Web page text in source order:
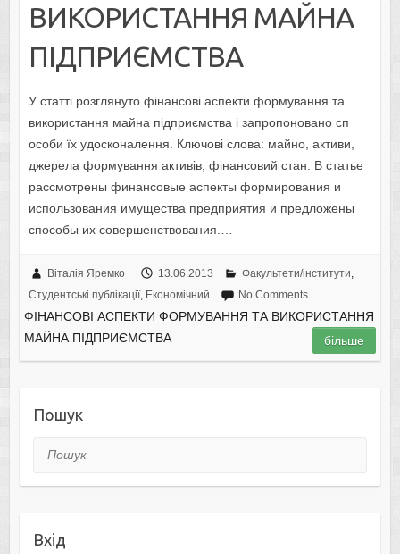
ВИКОРИСТАННЯ МАЙНА
ПІДПРИЄМСТВА
У статті розглянуто фінансові аспекти формування та
використання майна підприємства і запропоновано сп
особи їх удосконалення. Ключові слова: майно, активи,
джерела формування активів, фінансовий стан. В статье
рассмотрены финансовые аспекты формирования и
использования имущества предприятия и предложены
способы их совершенствования.…
Віталія Яремко 13.06.2013 Факультети/інститути,
Студентські публікації, Економічний No Comments
ФІНАНСОВІ АСПЕКТИ ФОРМУВАННЯ ТА ВИКОРИСТАННЯ
МАЙНА ПІДПРИЄМСТВА
більше
Пошук
Пошук
Вхід